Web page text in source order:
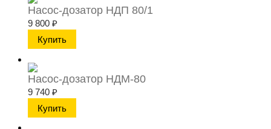
Насос-дозатор НДП 80/1
9 800 ₽
Насос-дозатор НДМ-80
9 740 ₽